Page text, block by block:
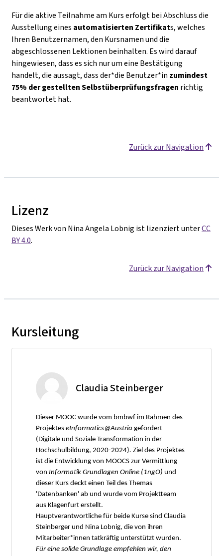
Für die aktive Teilnahme am Kurs erfolgt bei Abschluss die
Ausstellung eines automatisierten Zertifikats, welches
Ihren Benutzernamen, den Kursnamen und die
abgeschlossenen Lektionen beinhalten. Es wird darauf
hingewiesen, dass es sich nur um eine Bestätigung
handelt, die aussagt, dass der*die Benutzer*in zumindest
75% der gestellten Selbstüberprüfungsfragen richtig
beantwortet hat.
Zurück zur Navigation
Lizenz
Dieses Werk von Nina Angela Lobnig ist lizenziert unterCC
BY 4.0.
Zurück zur Navigation
Kursleitung
Claudia Steinberger
Dieser MOOC wurde vom bmbwf im Rahmen des
Projektes eInformatics@Austria gefördert
(Digitale und Soziale Transformation in der
Hochschulbildung, 2020-2024). Ziel des Projektes
ist die Entwicklung von MOOCS zur Vermittlung
von Informatik Grundlagen Online (1ngO) und
dieser Kurs deckt einen Teil des Themas
'Datenbanken' ab und wurde vom Projektteam
aus Klagenfurt erstellt.
Hauptverantwortliche für beide Kurse sind Claudia
Steinberger und Nina Lobnig, die von ihren
Mitarbeiter*innen tatkräftig unterstützt wurden.
Für eine solide Grundlage empfehlen wir, den